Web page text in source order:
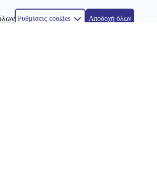
Ρυθμίσεις cookies
Αποδοχή όλων